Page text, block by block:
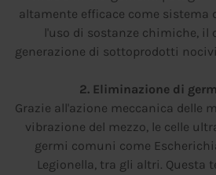
altamente efficace come sistema
l'uso di sostanze chimiche, il
generazione di sottoprodotti
2. Eliminazione di
Grazie all'azione meccanica delle
vibrazione del mezzo, le celle
germi comuni come
Legionella, tra gli altri. Questa